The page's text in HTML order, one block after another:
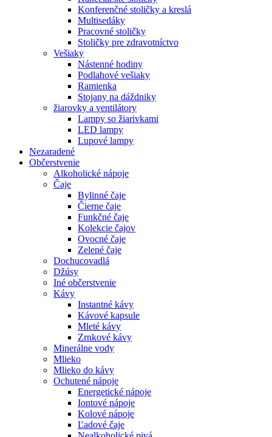
Konferenčné stoličky a kreslá
Multisedáky
Pracovné stoličky
Stoličky pre zdravotníctvo
Vešiaky
Nástenné hodiny
Podlahové vešiaky
Ramienka
Stojany na dáždniky
žiarovky a ventilátory
Lampy so žiarivkami
LED lampy
Lupové lampy
Nezaradené
Občerstvenie
Alkoholické nápoje
Čaje
Bylinné čaje
Čierne čaje
Funkčné čaje
Kolekcie čajov
Ovocné čaje
Zelené čaje
Dochucovadlá
Džúsy
Iné občerstvenie
Kávy
Instantné kávy
Kávové kapsule
Mleté kávy
Zrnkové kávy
Minerálne vody
Mlieko
Mlieko do kávy
Ochutené nápoje
Energetické nápoje
Iontové nápoje
Kolové nápoje
Ľadové čaje